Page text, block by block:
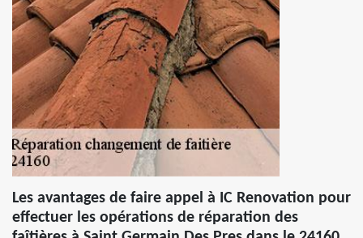
Les avantages de faire appel à IC Renovation pour
effectuer les opérations de réparation des